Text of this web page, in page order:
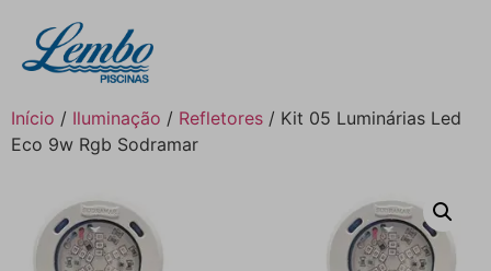
Início / Iluminação / Refletores / Kit 05 Luminárias Led
Eco 9w Rgb Sodramar